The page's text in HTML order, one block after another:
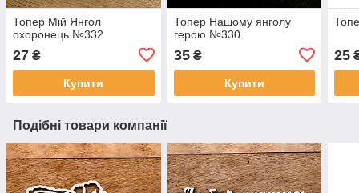
Топер Мій Янгол
охоронець №332
27 ₴
Купити
Топер Нашому янголу
герою №330
35₴
Купити
25
Подібні товари компанії